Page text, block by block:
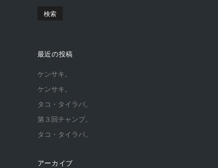
最近の投稿
ケンサキ。
ケンサキ。
タコ・タイラバ。
第３回チャンプ。
タコ・タイラバ。
アーカイブ